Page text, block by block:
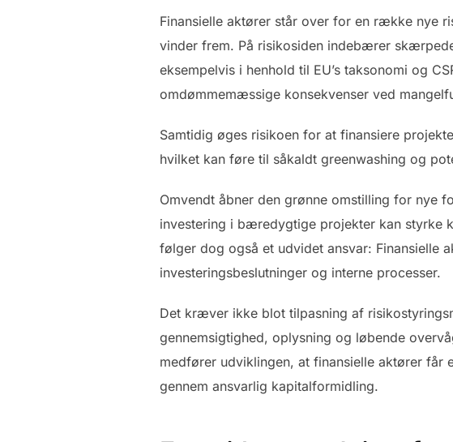
Finansielle aktører står over for en række nye
vinder frem. På risikosiden indebærer
eksempelvis i henhold til EU’s taksonomi og
omdømmemæssige konsekvenser ved
Samtidig øges risikoen for at finansiere
hvilket kan føre til såkaldt greenwashing og
Omvendt åbner den grønne omstilling for nye
investering i bæredygtige projekter kan styrke
følger dog også et udvidet ansvar: Finansielle
investeringsbeslutninger og interne processer.
Det kræver ikke blot tilpasning af
gennemsigtighed, oplysning og løbende
medfører udviklingen, at finansielle aktører får
gennem ansvarlig kapitalformidling.